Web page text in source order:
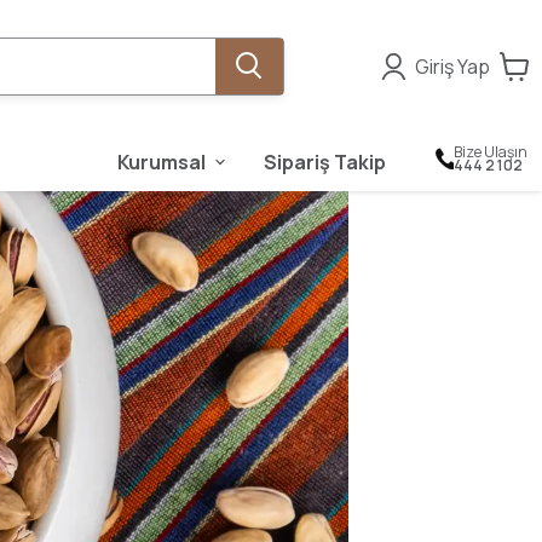
Giriş Yap
Kurumsal Sipariş Takip Bize Ulaşın
444 2 102